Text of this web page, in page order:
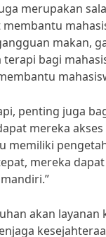
merupakan
membantu
makan,
bagi
penting juga
mereka
memiliki
mereka
akan